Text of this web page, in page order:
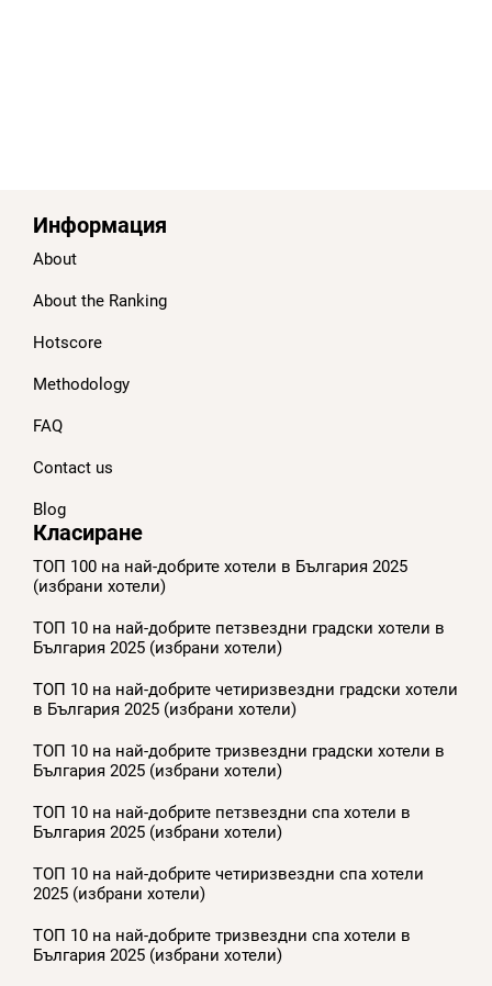
Информация
About
About the Ranking
Hotscore
Methodology
FAQ
Contact us
Blog
Класиране
ТОП 100 на най-добрите хотели в България 2025
(избрани хотели)
ТОП 10 на най-добрите петзвездни градски хотели в
България 2025 (избрани хотели)
ТОП 10 на най-добрите четиризвездни градски хотели
в България 2025 (избрани хотели)
ТОП 10 на най-добрите тризвездни градски хотели в
България 2025 (избрани хотели)
ТОП 10 на най-добрите петзвездни спа хотели в
България 2025 (избрани хотели)
ТОП 10 на най-добрите четиризвездни спа хотели
2025 (избрани хотели)
ТОП 10 на най-добрите тризвездни спа хотели в
България 2025 (избрани хотели)